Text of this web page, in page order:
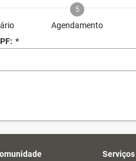
5
Agendamento
*
Serviços